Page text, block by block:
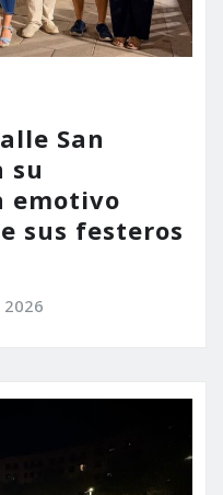
San
su
emotivo
sus festeros
2026